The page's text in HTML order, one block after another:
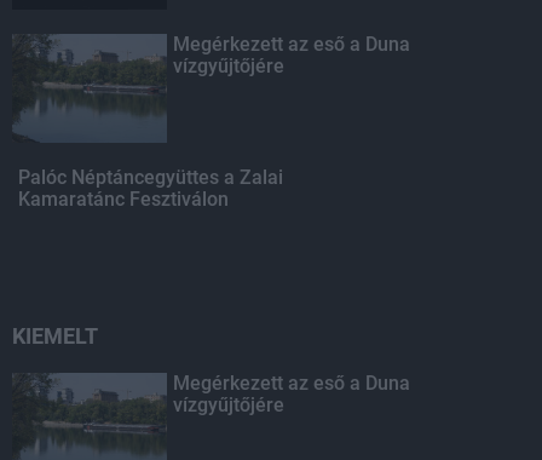
Megérkezett az eső a Duna
vízgyűjtőjére
Palóc Néptáncegyüttes a Zalai
Kamaratánc Fesztiválon
KIEMELT
Megérkezett az eső a Duna
vízgyűjtőjére